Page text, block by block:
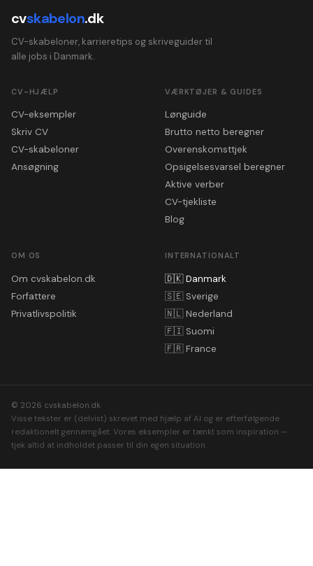
cvskabelon.dk
CV-skabeloner, karrieretips og skriveguider til
alle jobs i Danmark.
CV-HJÆLP
CV-eksempler
Skriv CV
CV-skabeloner
Ansøgning
VÆRKTØJER & GUIDES
Lønguide
Brutto netto beregner
Overenskomsttjek
Opsigelsesvarsel beregner
Aktive verber
CV-tjekliste
Blog
OM OS
Om cvskabelon.dk
Forfattere
Privatlivspolitik
INTERNATIONALT
🇩🇰 Danmark
🇸🇪 Sverige
🇳🇱 Nederland
🇫🇮 Suomi
🇫🇷 France
© 2026 cvskabelon.dk
Visse tekster er (delvist) skrevet med hjælp af AI og er efterfølgende
redaktionelt gennemgået. Vores eksempler er tænkt som inspiration —
tjek altid at indholdet passer til din egen situation.